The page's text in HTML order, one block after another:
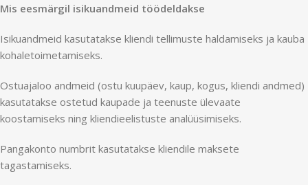
Mis eesmärgil isikuandmeid töödeldakse
Isikuandmeid kasutatakse kliendi tellimuste haldamiseks ja kauba
kohaletoimetamiseks.
Ostuajaloo andmeid (ostu kuupäev, kaup, kogus, kliendi andmed)
kasutatakse ostetud kaupade ja teenuste ülevaate
koostamiseks ning kliendieelistuste analüüsimiseks.
Pangakonto numbrit kasutatakse kliendile maksete
tagastamiseks.